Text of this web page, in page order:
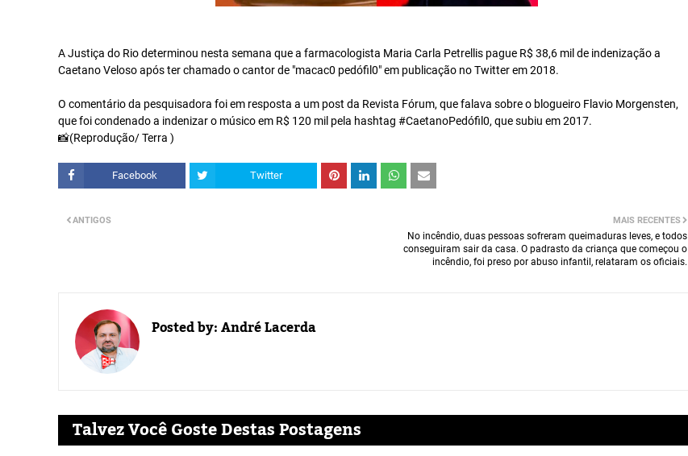
A Justiça do Rio determinou nesta semana que a farmacologista Maria Carla Petrellis pague R$ 38,6 mil de indenização a
Caetano Veloso após ter chamado o cantor de "macac0 pedófil0" em publicação no Twitter em 2018.
O comentário da pesquisadora foi em resposta a um post da Revista Fórum, que falava sobre o blogueiro Flavio Morgensten,
que foi condenado a indenizar o músico em R$ 120 mil pela hashtag #CaetanoPedófil0, que subiu em 2017.
📸(Reprodução/ Terra )
Facebook Twitter
MAIS RECENTES
No incêndio, duas pessoas sofreram queimaduras leves, e todos
conseguiram sair da casa. O padrasto da criança que começou o
incêndio, foi preso por abuso infantil, relataram os oficiais.
ANTIGOS
Posted by:André Lacerda
Talvez Você Goste Destas Postagens